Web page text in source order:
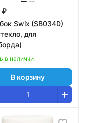
₽
Swix (SB034D)
для
в наличии
В корзину